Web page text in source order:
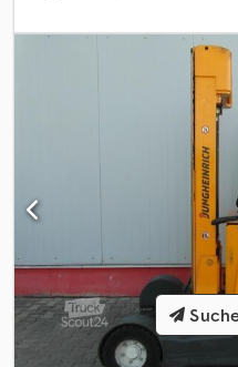
Vorderreifengröße:180/60-10,
2.658 kg ,